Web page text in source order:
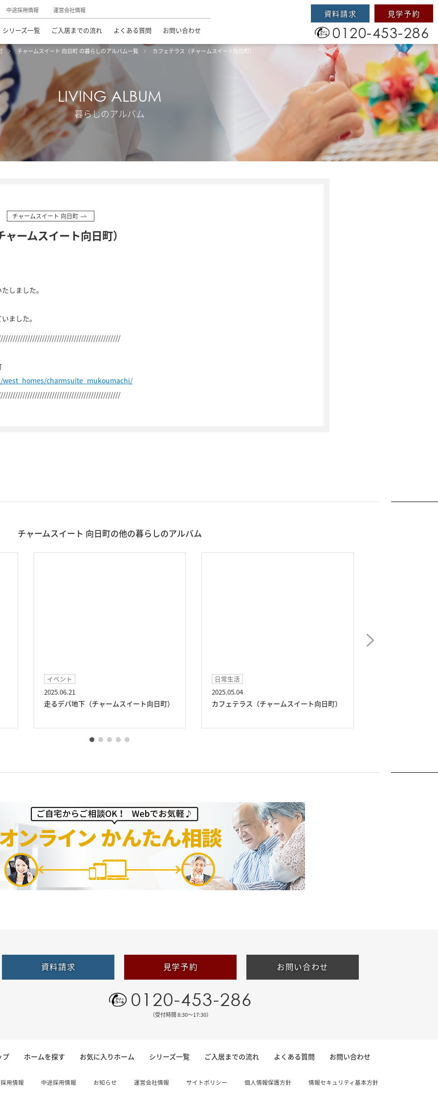
中途採用情報 運営会社情報
シリーズ一覧 ご入居までの流れ よくある質問 お問い合わせ
資料請求 見学予約
0120-453-286
チャームスイート 向日町 の暮らしのアルバム一覧 カフェテラス（チャームスイート向日町）
LIVING ALBUM
暮らしのアルバム
チャームスイート 向日町
ームスイート向日町）
しました。
ました。
charmsuite_mukoumachi/
チャームスイート 向日町の他の暮らしのアルバム
イベント
2025.06.21
走るデパ地下（チャームスイート向日町）
日常生活
2025.05.04
カフェテラス（チャームスイート向日町）
資料請求 見学予約 お問い合わせ
0120-453-286
（受付時間 8:30〜17:30）
プ ホームを探す お気に入りホーム シリーズ一覧 ご入居までの流れ よくある質問 お問い合わせ
用情報 中途採用情報 お知らせ 運営会社情報 サイトポリシー 個人情報保護方針 情報セキュリティ基本方針